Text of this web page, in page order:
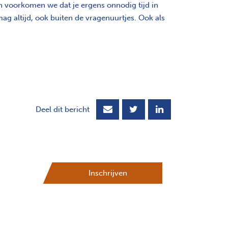
voorkomen we dat je ergens onnodig tijd in
altijd, ook buiten de vragenuurtjes. Ook als
Deel dit bericht
Inschrijven